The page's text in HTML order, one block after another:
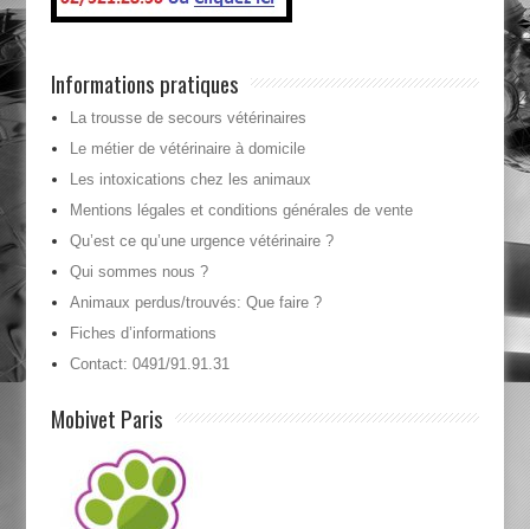
Informations pratiques
La trousse de secours vétérinaires
Le métier de vétérinaire à domicile
Les intoxications chez les animaux
Mentions légales et conditions générales de vente
Qu’est ce qu’une urgence vétérinaire ?
Qui sommes nous ?
Animaux perdus/trouvés: Que faire ?
Fiches d’informations
Contact: 0491/91.91.31
Mobivet Paris